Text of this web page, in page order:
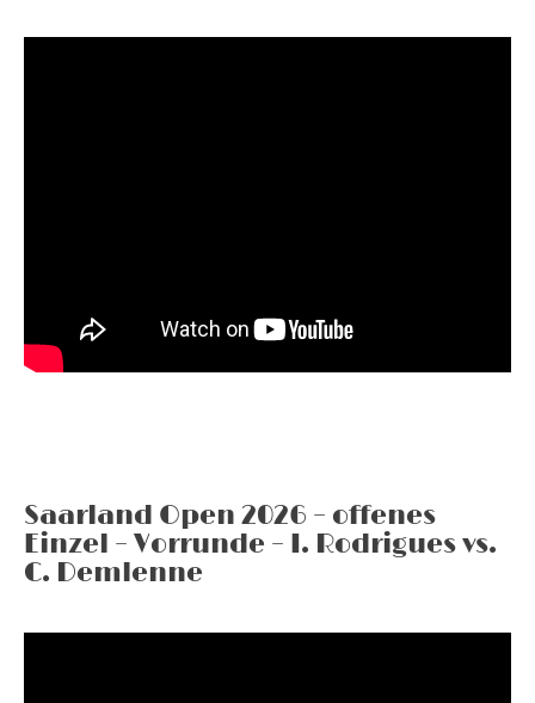
Saarland Open 2026 – offenes
Einzel – Vorrunde – I. Rodrigues vs.
C. Demlenne